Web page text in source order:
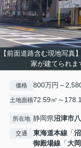
【前面道路含む現地写真
家が建てられま
価格 800万円～
土地面積72.59㎡～
所在地 静岡県沼津市
交通 東海道本線 「
御殿場線 「大岡